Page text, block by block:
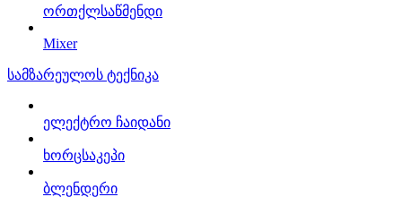
ორთქლსაწმენდი
Mixer
სამზარეულოს ტექნიკა
ელექტრო ჩაიდანი
ხორცსაკეპი
ბლენდერი